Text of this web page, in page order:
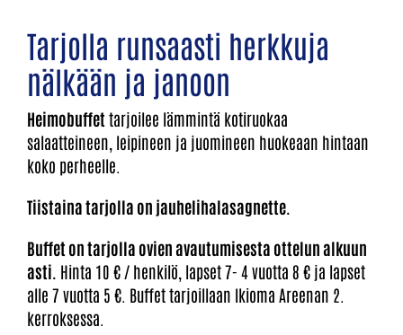
Tarjolla runsaasti herkkuja
nälkään ja janoon
Heimobuffet tarjoilee lämmintä kotiruokaa
salaatteineen, leipineen ja juomineen huokeaan hintaan
koko perheelle.
Tiistaina tarjolla on jauhelihalasagnette.
Buffet on tarjolla ovien avautumisesta ottelun alkuun
asti. Hinta 10 € / henkilö, lapset 7- 4 vuotta 8 € ja lapset
alle 7 vuotta 5 €. Buffet tarjoillaan Ikioma Areenan 2.
kerroksessa.